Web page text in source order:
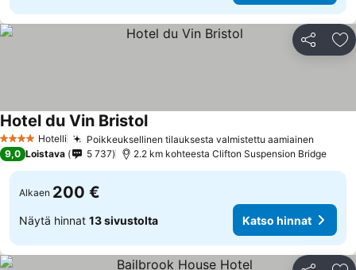
Jaa
4 Tähtiluokitus
Hotelli Poikkeuksellinen tilauksesta valmistettu aamiainen
Hotel du Vin Bristol
9,0 Loistava 5 737 2.2 km kohteesta Clifton Suspension Bridge
Alkaen 200 €
Näytä hinnat 13 sivustolta Katso hinnat